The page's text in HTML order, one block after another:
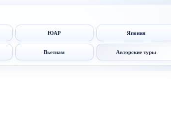
ЮАР Япония
Вьетнам Авторские туры